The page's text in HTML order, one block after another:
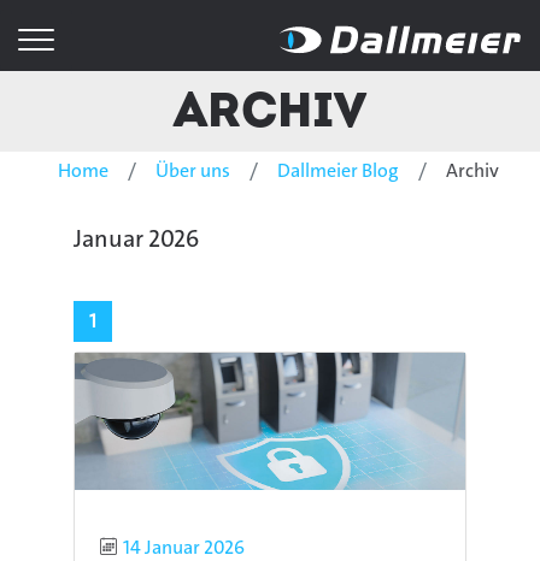
Archiv
Home Über uns Dallmeier Blog Archiv
Januar 2026
1
Publiziert
14 Januar 2026